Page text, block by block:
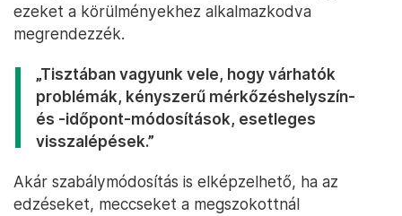
ezeket a körülményekhez alkalmazkodva
megrendezzék.
„Tisztában vagyunk vele, hogy várhatók
problémák, kényszerű mérkőzéshelyszín-
és -időpont-módosítások, esetleges
visszalépések.”
Akár szabálymódosítás is elképzelhető, ha az
edzéseket, meccseket a megszokottnál